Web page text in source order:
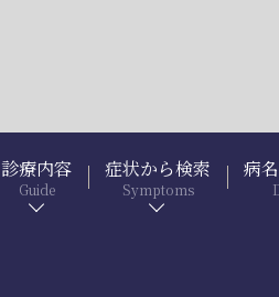
診療内容
Guide
症状から検索
Symptoms
病